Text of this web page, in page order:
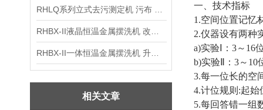
相关文章
一、技术指标
1.空间位置记忆
2.仪器设有两种
a)实验Ⅰ： 3～ 16
b)实验Ⅱ： 3～ 10
3.每一位长的空
4.计位规则 :起始
5.每回答错一组